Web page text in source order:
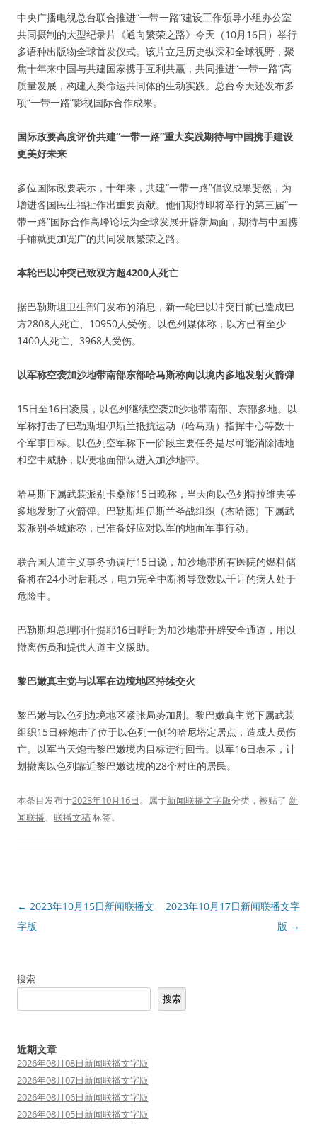
中央广播电视总台联合推进“一带一路”建设工作领导小组办公室
共同摄制的大型纪录片《通向繁荣之路》今天（10月16日）举行
多语种出版物全球首发仪式。该片立足历史纵深和全球视野，聚
焦十年来中国与共建国家携手互利共赢，共同推进“一带一路”高
质量发展，构建人类命运共同体的生动实践。总台今天还发布多
项“一带一路”影视国际合作成果。
国际政要高度评价共建“一带一路”重大实践期待与中国携手建设
更美好未来
多位国际政要表示，十年来，共建“一带一路”倡议成果斐然，为
增进各国民生福祉作出重要贡献。他们期待即将举行的第三届“一
带一路”国际合作高峰论坛为全球发展开辟新局面，期待与中国携
手铺就更加宽广的共同发展繁荣之路。
本轮巴以冲突已致双方超4200人死亡
据巴勒斯坦卫生部门发布的消息，新一轮巴以冲突目前已造成巴
方2808人死亡、10950人受伤。以色列媒体称，以方已有至少
1400人死亡、3968人受伤。
以军称空袭加沙地带南部东部哈马斯称向以境内多地发射火箭弹
15日至16日凌晨，以色列继续空袭加沙地带南部、东部多地。以
军称打击了巴勒斯坦伊斯兰抵抗运动（哈马斯）指挥中心等数十
个军事目标。以色列空军称下一阶段主要任务是尽可能消除陆地
和空中威胁，以便地面部队进入加沙地带。
哈马斯下属武装派别卡桑旅15日晚称，当天向以色列特拉维夫等
多地发射了火箭弹。巴勒斯坦伊斯兰圣战组织（杰哈德）下属武
装派别圣城旅称，已准备好应对以军的地面军事行动。
联合国人道主义事务协调厅15日说，加沙地带所有医院的燃料储
备将在24小时后耗尽，电力完全中断将导致数以千计的病人处于
危险中。
巴勒斯坦总理阿什提耶16日呼吁为加沙地带开辟安全通道，用以
撤离伤员和提供人道主义援助。
黎巴嫩真主党与以军在边境地区持续交火
黎巴嫩与以色列边境地区紧张局势加剧。黎巴嫩真主党下属武装
组织15日称炮击了位于以色列一侧的哈尼塔定居点，造成人员伤
亡。以军当天炮击黎巴嫩境内目标进行回击。以军16日表示，计
划撤离以色列靠近黎巴嫩边境的28个村庄的居民。
本条目发布于2023年10月16日。属于新闻联播文字版分类，被贴了 新
闻联播、 联播文稿标签。
文
章
← 2023年10月15日新闻联播文
字版
2023年10月17日新闻联播文字
版 →
搜索
搜索
近期文章
2026年08月08日新闻联播文字版
2026年08月07日新闻联播文字版
2026年08月06日新闻联播文字版
2026年08月05日新闻联播文字版